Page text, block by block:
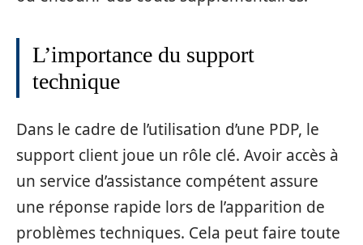
L’importance du support
technique
Dans le cadre de l’utilisation d’une PDP, le
support client joue un rôle clé. Avoir accès à
un service d’assistance compétent assure
une réponse rapide lors de l’apparition de
problèmes techniques. Cela peut faire toute